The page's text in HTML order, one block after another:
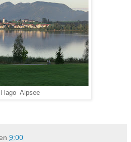
lago Alpsee
9:00